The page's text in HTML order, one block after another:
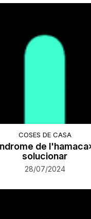
COSES DE CASA
de
solucionar
28/07/2024